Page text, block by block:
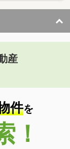
産
件を
！